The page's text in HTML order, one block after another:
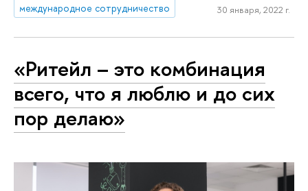
международное сотрудничество
30 января, 2022 г.
«Ритейл – это комбинация
всего, что я люблю и до сих
пор делаю»